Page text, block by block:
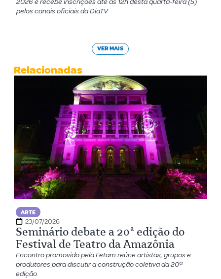
pelos canais oficiais da DiaTV
VER MAIS
Relacionadas
ARTE
23/07/2026
Seminário debate a 20ª edição do
Festival de Teatro da Amazônia
Encontro promovido pela Fetam reúne artistas, grupos e
produtores para discutir a construção coletiva da 20ª
edição